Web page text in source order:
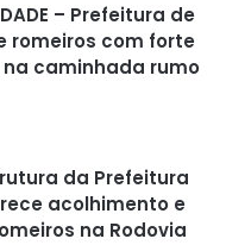
– Prefeitura de
romeiros com forte
caminhada rumo
da Prefeitura
acolhimento e
na Rodovia